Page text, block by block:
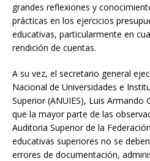
grandes reflexiones y
prácticas en los ejercicios
educativas, particularmente en
rendición de cuentas.
A su vez, el secretario general
Nacional de Universidades e
Superior (ANUIES), Luis Armando
que la mayor parte de las
Auditoria Superior de la
educativas superiores no se
errores de documentación,